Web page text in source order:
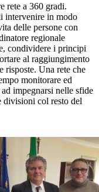
rete a 360 gradi.
intervenire in modo
delle persone con
regionale
condividere i principi
al raggiungimento
risposte. Una rete che
monitorare ed
impegnarsi nelle sfide
divisioni col resto del